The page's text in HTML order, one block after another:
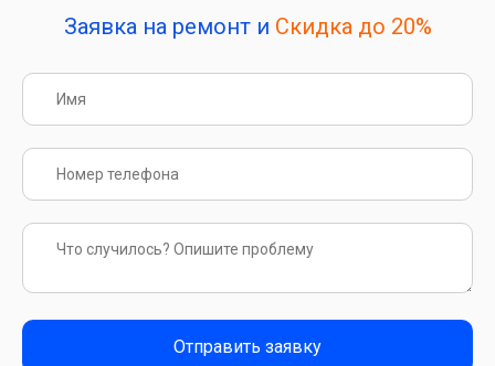
Заявка на ремонт и Скидка до 20%
Отправить заявку